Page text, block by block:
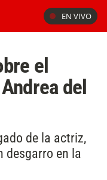
EN VIVO
el
del
de la actriz,
desgarro en la